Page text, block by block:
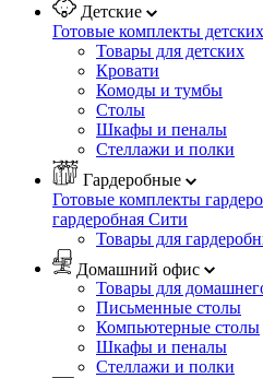
Детские
Готовые комплекты детских
Товары для детских
Кровати
Комоды и тумбы
Столы
Шкафы и пеналы
Стеллажи и полки
Гардеробные
Готовые комплекты
гардеробная Сити
Товары для
Домашний офис
Товары для
Письменные столы
Компьютерные столы
Шкафы и пеналы
Стеллажи и полки